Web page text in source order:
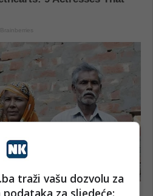
traži vašu dozvolu za
za sljedeće: